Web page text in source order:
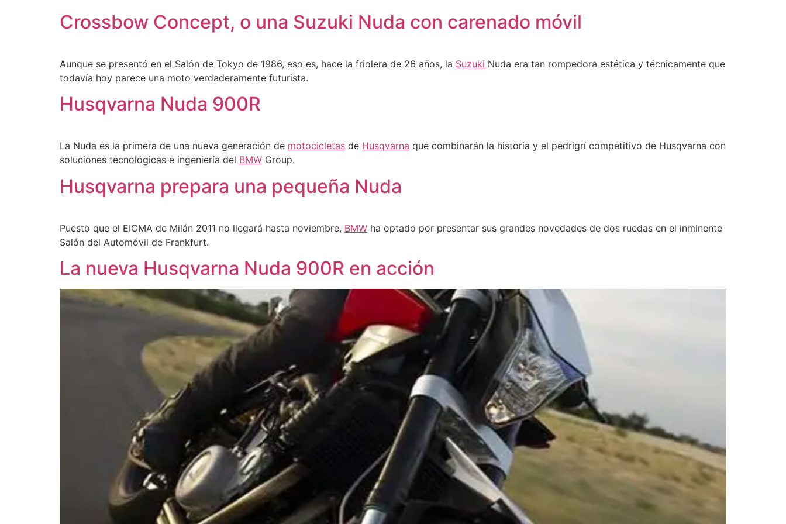
Crossbow Concept, o una Suzuki Nuda con carenado móvil
Aunque se presentó en el Salón de Tokyo de 1986, eso es, hace la friolera de 26 años, la Suzuki Nuda era tan rompedora estética y técnicamente que
todavía hoy parece una moto verdaderamente futurista.
Husqvarna Nuda 900R
La Nuda es la primera de una nueva generación de motocicletas de Husqvarna que combinarán la historia y el pedrigrí competitivo de Husqvarna con
soluciones tecnológicas e ingeniería del BMW Group.
Husqvarna prepara una pequeña Nuda
Puesto que el EICMA de Milán 2011 no llegará hasta noviembre, BMW ha optado por presentar sus grandes novedades de dos ruedas en el inminente
Salón del Automóvil de Frankfurt.
La nueva Husqvarna Nuda 900R en acción